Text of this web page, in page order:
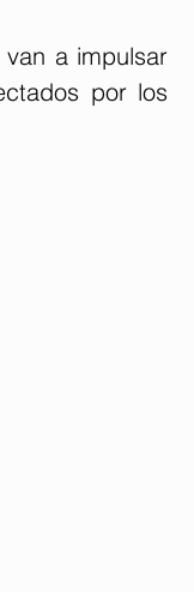
a impulsar
por los